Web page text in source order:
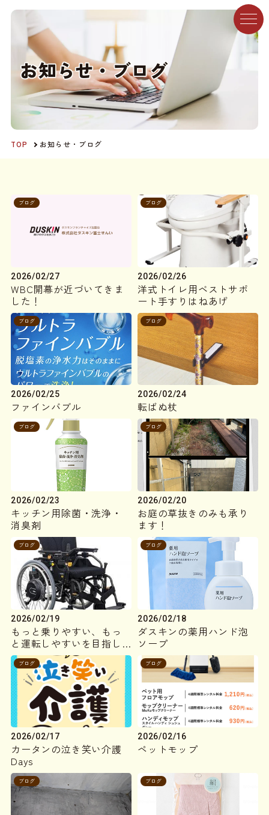
お知らせ・ブログ
TOP お知らせ・ブログ
ブログ
2026/02/27
WBC開幕が近づいてきま
した！
ブログ
2026/02/26
洋式トイレ用ベストサポ
ート手すりはねあげ
ブログ
2026/02/25
ファインバブル
ブログ
2026/02/24
転ばぬ杖
ブログ
2026/02/23
キッチン用除菌・洗浄・
消臭剤
ブログ
2026/02/20
お庭の草抜きのみも承り
ます！
ブログ
2026/02/19
もっと乗りやすい、もっ
と運転しやすいを目指し
て
ブログ
2026/02/18
ダスキンの薬用ハンド泡
ソープ
ブログ
2026/02/17
カータンの泣き笑い介護
Days
ブログ
2026/02/16
ペットモップ
ブログ ブログ